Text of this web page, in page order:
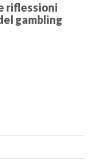
riflessioni
gambling